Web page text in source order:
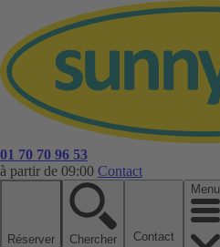
01 70 70 96 53
à partir de 09:00 Contact
Réserver Chercher
Menu